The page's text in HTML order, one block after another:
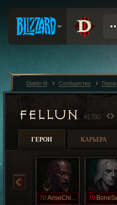
FELLUN #1780
ГЕРОИ КАРЬЕРА
70 AriseChicken 70
Diablo III Сообщество Герои